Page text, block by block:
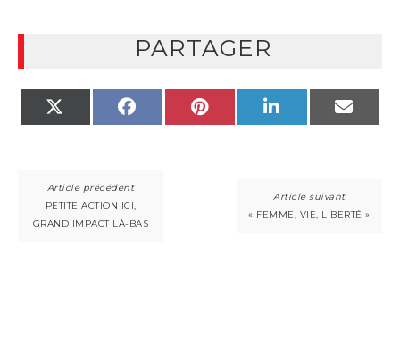
PARTAGER
(TWITTER)
FACEBOOK PINTEREST LINKEDIN
PETITE ACTION ICI,
GRAND IMPACT LÀ-BAS
« FEMME, VIE, LIBERTÉ »